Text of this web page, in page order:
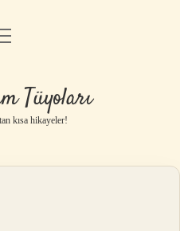
Tüyoları
kısa hikayeler!